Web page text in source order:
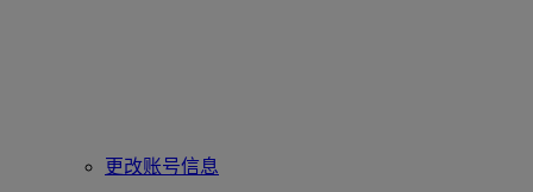
更改账号信息